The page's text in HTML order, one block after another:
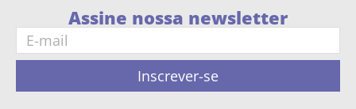
Assine nossa newsletter
Inscrever-se